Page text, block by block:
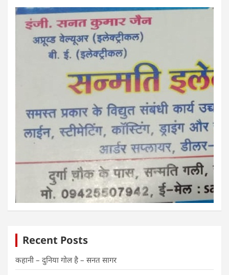
Recent Posts
कहानी – दुनिया गोल है – सनत सागर